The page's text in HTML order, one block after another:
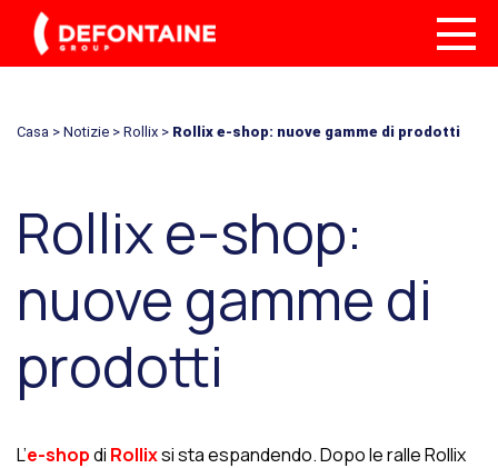
Casa > Notizie > Rollix > Rollix e-shop: nuove gamme di prodotti
Rollix e-shop:
nuove gamme di
prodotti
L’e-shopdi Rollixsi sta espandendo. Dopo le ralle Rollix